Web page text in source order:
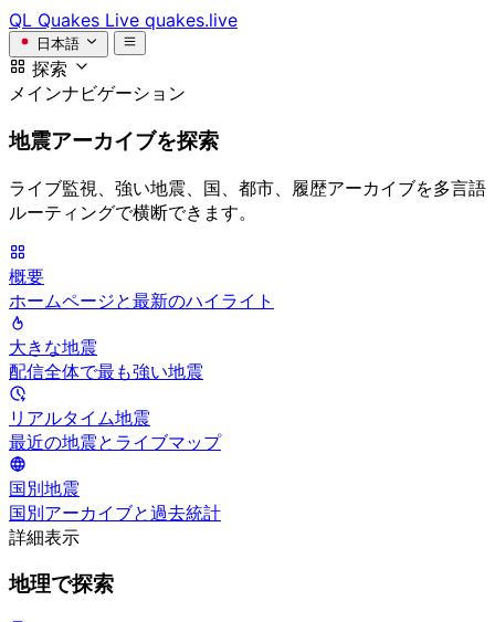
QL Quakes Live quakes.live
日本語
探索
メインナビゲーション
地震アーカイブを探索
ライブ監視、強い地震、国、都市、履歴アーカイブを多言語
ルーティングで横断できます。
概要
ホームページと最新のハイライト
大きな地震
配信全体で最も強い地震
リアルタイム地震
最近の地震とライブマップ
国別地震
国別アーカイブと過去統計
詳細表示
地理で探索